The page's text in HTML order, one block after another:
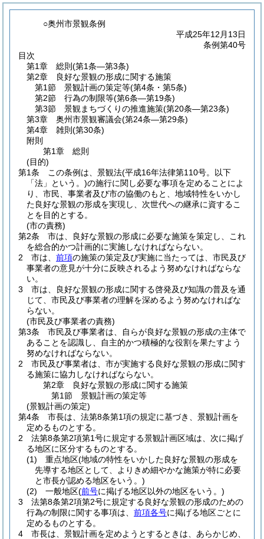
○奥州市景観条例
平成25年12月13日
条例第40号
目次
第1章
総則 (第1条―第3条)
第2章
良好な景観の形成に関する施策
第1節
景観計画の策定等(第4条・第5条)
第2節
行為の制限等(第6条―第19条)
第3節
景観まちづくりの推進施策(第20条―第23条)
第3章
奥州市景観審議会(第24条―第29条)
第4章
雑則 (第30条)
附則
第1章
総則
(目的)
第1条
この条例は、景観法(平成16年法律第110号。以下
「法」という。)の施行に関し必要な事項を定めることによ
り、市民、事業者及び市の協働のもと、地域特性をいかし
た良好な景観の形成を実現し、次世代への継承に資するこ
とを目的とする。
(市の責務)
第2条
市は、良好な景観の形成に必要な施策を策定し、これ
を総合的かつ計画的に実施しなければならない。
2
市は、 前項の施策の策定及び実施に当たっては、市民及び
事業者の意見が十分に反映されるよう努めなければならな
い。
3
市は、良好な景観の形成に関する啓発及び知識の普及を通
じて、市民及び事業者の理解を深めるよう努めなければな
らない。
(市民及び事業者の責務)
第3条
市民及び事業者は、自らが良好な景観の形成の主体で
あることを認識し、自主的かつ積極的な役割を果たすよう
努めなければならない。
2
市民及び事業者は、市が実施する良好な景観の形成に関す
る施策に協力しなければならない。
第2章
良好な景観の形成に関する施策
第1節
景観計画の策定等
(景観計画の策定)
第4条
市長は、法第8条第1項の規定に基づき、景観計画を
定めるものとする。
2
法第8条第2項第1号に規定する景観計画区域は、次に掲げ
る地区に区分するものとする。
(1)
重点地区(地域の特性をいかした良好な景観の形成を
先導する地区として、よりきめ細やかな施策が特に必要
と市長が認める地区をいう。)
(2)
一般地区(前号に掲げる地区以外の地区をいう。)
3
法第8条第2項第2号に規定する良好な景観の形成のための
行為の制限に関する事項は、 前項各号に掲げる地区ごとに
定めるものとする。
4
市長は、景観計画を定めようとするときは、あらかじめ、